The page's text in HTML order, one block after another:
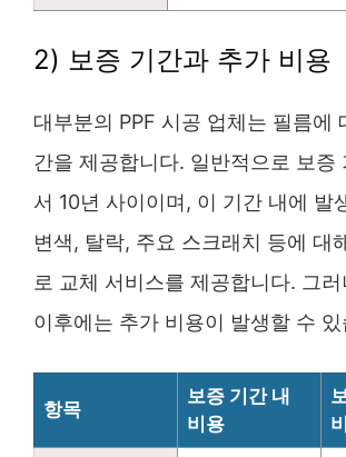
2) 보증 기간과 추가 비용
대부분의 PPF 시공 업체는 필름에
간을 제공합니다. 일반적으로 보증
서 10년 사이이며, 이 기간 내에 발
변색, 탈락, 주요 스크래치 등에 대
로 교체 서비스를 제공합니다. 그
이후에는 추가 비용이 발생할 수
항목
보증 기간 내
비용